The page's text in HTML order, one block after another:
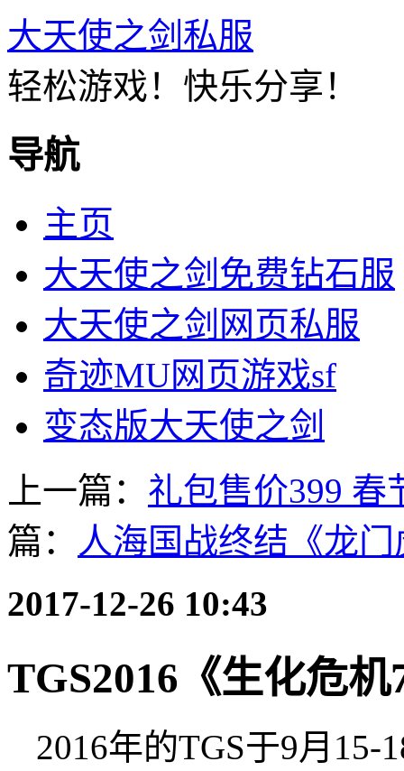
大天使之剑私服
轻松游戏！快乐分享！
导航
主页
大天使之剑免费钻石服
大天使之剑网页私服
奇迹MU网页游戏sf
变态版大天使之剑
上一篇： 礼包售价399 春
篇：
人海国战终结《龙
2017-12-26 10:43
TGS2016《生化危
2016年的TGS于9月